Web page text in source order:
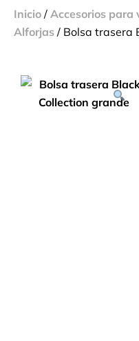
Inicio / Accesorios para
Alforjas / Bolsa trasera